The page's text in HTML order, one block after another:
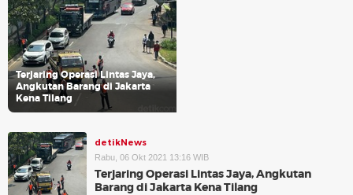
Terjaring Operasi Lintas Jaya,
Angkutan Barang di Jakarta
Kena Tilang
detikNews
Rabu, 06 Okt 2021 13:16 WIB
Terjaring Operasi Lintas Jaya, Angkutan
Barang di Jakarta Kena Tilang